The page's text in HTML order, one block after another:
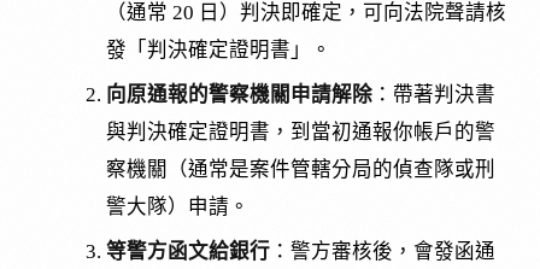
（通常 20 日）判決即確定，可向法院聲請核
發「判決確定證明書」。
向原通報的警察機關申請解除 ：帶著判決書
與判決確定證明書，到當初通報你帳戶的警
察機關（通常是案件管轄分局的偵查隊或刑
警大隊）申請。
等警方函文給銀行 ：警方審核後，會發函通